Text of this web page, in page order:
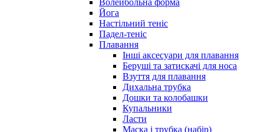
Волейбольна форма
Йога
Настільний теніс
Падел-теніс
Плавання
Інші аксесуари для плавання
Беруші та затискачі для носа
Взуття для плавання
Дихальна трубка
Дошки та колобашки
Купальники
Ласти
Маска і трубка (набір)